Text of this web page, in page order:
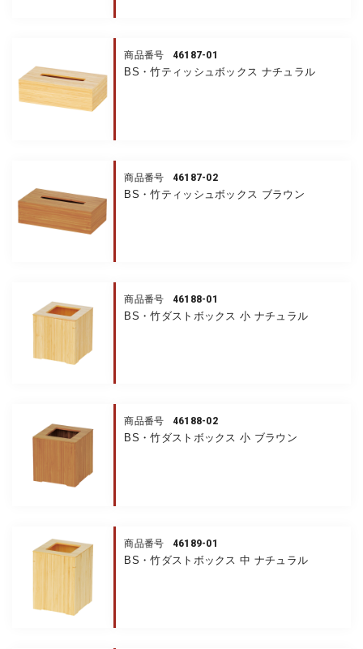
商品番号 46187-01
BS・竹ティッシュボックス ナチュラル
商品番号 46187-02
BS・竹ティッシュボックス ブラウン
商品番号 46188-01
BS・竹ダストボックス 小 ナチュラル
商品番号 46188-02
BS・竹ダストボックス 小 ブラウン
商品番号 46189-01
BS・竹ダストボックス 中 ナチュラル